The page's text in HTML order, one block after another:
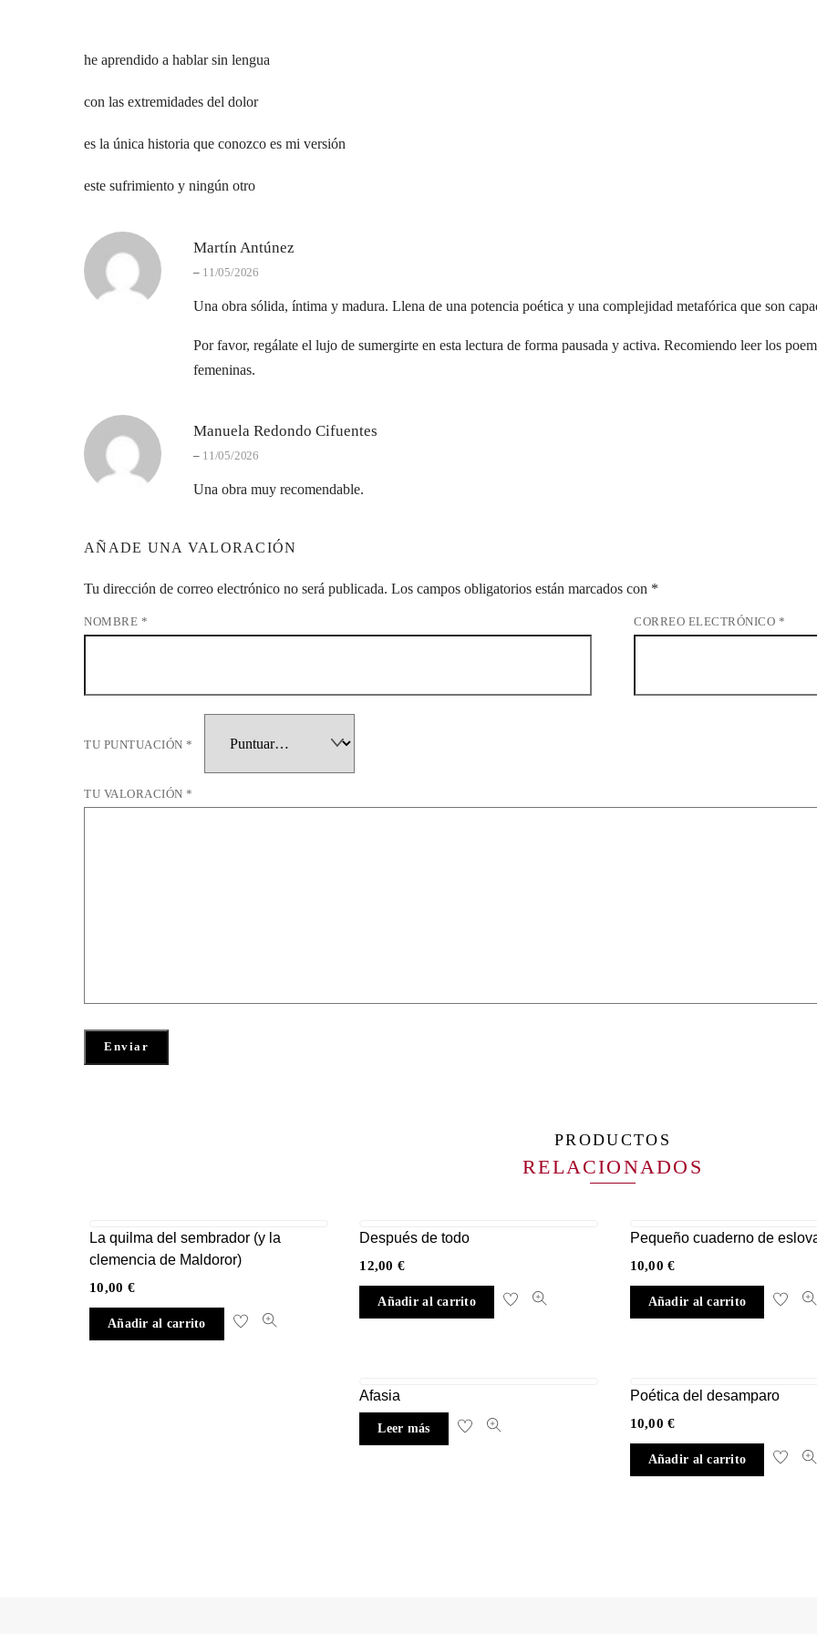
he aprendido a hablar sin lengua
con las extremidades del dolor
es la única historia que conozco es mi versión
este sufrimiento y ningún otro
Martín Antúnez
– 11/05/2026
Una obra sólida, íntima y madura. Llena de una potencia poética y una complejidad metafórica que son
Por favor, regálate el lujo de sumergirte en esta lectura de forma pausada y activa. Recomiendo leer los
femeninas.
Manuela Redondo Cifuentes
– 11/05/2026
Una obra muy recomendable.
AÑADE UNA VALORACIÓN
Tu dirección de correo electrónico no será publicada. Los campos obligatorios están marcados con *
NOMBRE * CORREO ELECTRÓNICO *
TU PUNTUACIÓN*
TU VALORACIÓN*
PRODUCTOS
RELACIONADOS
La quilma del sembrador (y la
clemencia de Maldoror)
10,00 €
Añadir al carrito
Después de todo
12,00€
Añadir al carrito
Pequeño cuaderno de
10,00€
Añadir al carrito
Afasia
Leer más
Poética del desamparo
10,00€
Añadir al carrito